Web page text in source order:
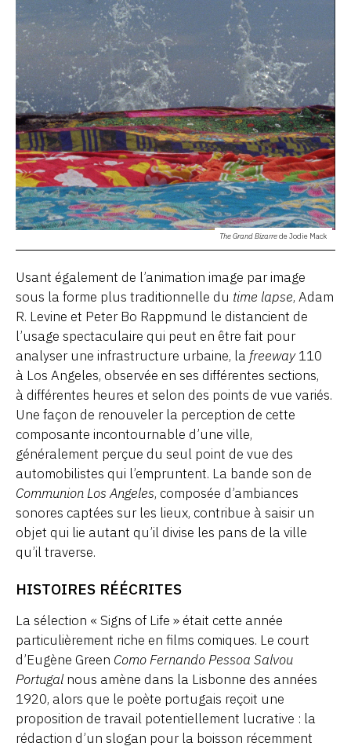
The Grand Bizarrede Jodie Mack
Usant également de l’animation image par image
sous la forme plus traditionnelle du time lapse, Adam
R. Levine et Peter Bo Rappmund le distancient de
l’usage spectaculaire qui peut en être fait pour
analyser une infrastructure urbaine, la freeway110
à Los Angeles, observée en ses différentes sections,
à différentes heures et selon des points de vue variés.
Une façon de renouveler la perception de cette
composante incontournable d’une ville,
généralement perçue du seul point de vue des
automobilistes qui l’empruntent. La bande son de
Communion Los Angeles, composée d’ambiances
sonores captées sur les lieux, contribue à saisir un
objet qui lie autant qu’il divise les pans de la ville
qu’il traverse.
HISTOIRES RÉÉCRITES
La sélection « Signs of Life » était cette année
particulièrement riche en films comiques. Le court
d’Eugène Green Como Fernando Pessoa Salvou
Portugal nous amène dans la Lisbonne des années
1920, alors que le poète portugais reçoit une
proposition de travail potentiellement lucrative : la
rédaction d’un slogan pour la boisson récemment